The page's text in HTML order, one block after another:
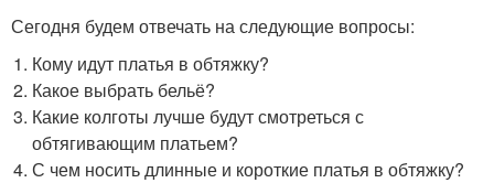
Сегодня будем отвечать на следующие вопросы:
Кому идут платья в обтяжку?
Какое выбрать бельё?
Какие колготы лучше будут смотреться с
обтягивающим платьем?
С чем носить длинные и короткие платья в обтяжку?